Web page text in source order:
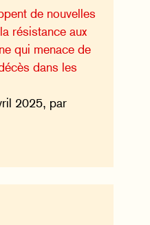
de nouvelles
résistance aux
qui menace de
dans les
2025, par